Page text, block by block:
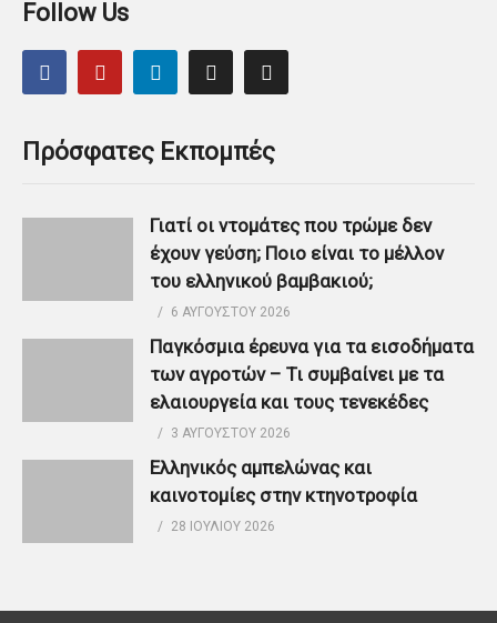
Follow Us
Πρόσφατες Εκπομπές
Γιατί οι ντομάτες που τρώμε δεν
έχουν γεύση; Ποιο είναι το μέλλον
του ελληνικού βαμβακιού;
6 ΑΥΓΟΎΣΤΟΥ 2026
Παγκόσμια έρευνα για τα εισοδήματα
των αγροτών – Τι συμβαίνει με τα
ελαιουργεία και τους τενεκέδες
3 ΑΥΓΟΎΣΤΟΥ 2026
Ελληνικός αμπελώνας και
καινοτομίες στην κτηνοτροφία
28 ΙΟΥΛΊΟΥ 2026